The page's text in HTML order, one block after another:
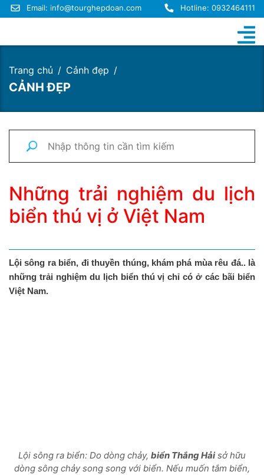
Email: info@tourghepdoan.com Hotline: 0932464111
Trang chủ Cảnh đẹp
CẢNH ĐẸP
Những trải nghiệm du lịch
biển thú vị ở Việt Nam
Lội sông ra biển, đi thuyền thúng, khám phá mùa rêu đá.. là
những trải nghiệm du lịch biển thú vị chỉ có ở các bãi biển
Việt Nam.
Lội sông ra biển: Do dòng chảy, biển Thắng Hảisở hữu
dòng sông chảy song song với biển. Nếu muốn tắm biển,